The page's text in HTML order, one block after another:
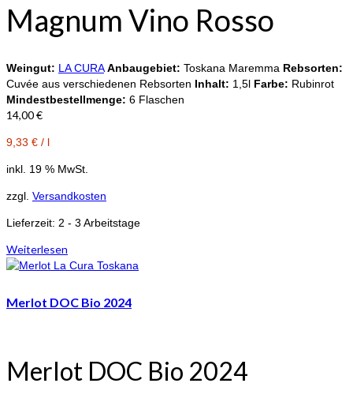
Magnum Vino Rosso
Weingut: LA CURA Anbaugebiet: Toskana Maremma Rebsorten:
Cuvée aus verschiedenen Rebsorten Inhalt: 1,5l Farbe: Rubinrot
Mindestbestellmenge: 6 Flaschen
14,00€
9,33 € / l
inkl. 19 % MwSt.
zzgl. Versandkosten
Lieferzeit: 2 - 3 Arbeitstage
Weiterlesen
Merlot DOC Bio 2024
Merlot DOC Bio 2024